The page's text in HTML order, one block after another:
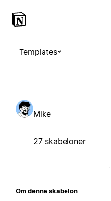
Templates
Mike
27 skabeloner
Om denne skabelon